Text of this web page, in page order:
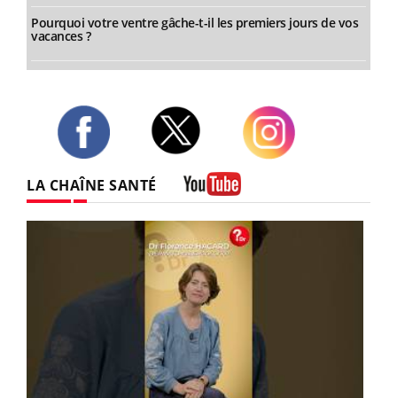
Pourquoi votre ventre gâche-t-il les premiers jours de vos
vacances ?
LA CHAÎNE SANTÉ